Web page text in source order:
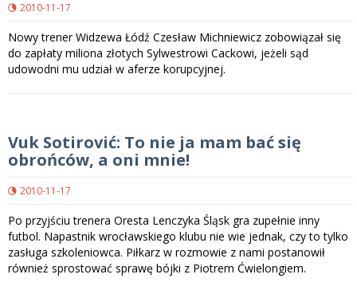
2010-11-17
Nowy trener Widzewa Łódź Czesław Michniewicz zobowiązał się
do zapłaty miliona złotych Sylwestrowi Cackowi, jeżeli sąd
udowodni mu udział w aferze korupcyjnej.
Vuk Sotirović: To nie ja mam bać się
obrońców, a oni mnie!
2010-11-17
Po przyjściu trenera Oresta Lenczyka Śląsk gra zupełnie inny
futbol. Napastnik wrocławskiego klubu nie wie jednak, czy to tylko
zasługa szkoleniowca. Piłkarz w rozmowie z nami postanowił
również sprostować sprawę bójki z Piotrem Ćwielongiem.